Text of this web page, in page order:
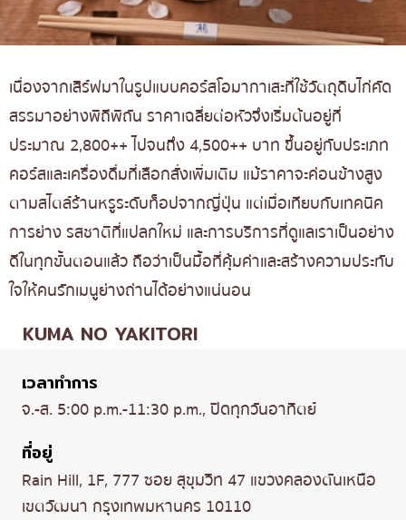
เนื่องจากเสิร์ฟมาในรูปแบบคอร์สโอมากาเสะที่ใช้วัตถุดิบไก่คัด
สรรมาอย่างพิถีพิถัน ราคาเฉลี่ยต่อหัวจึงเริ่มต้นอยู่ที่
ประมาณ 2,800++ ไปจนถึง 4,500++ บาท ขึ้นอยู่กับประเภท
คอร์สและเครื่องดื่มที่เลือกสั่งเพิ่มเติม แม้ราคาจะค่อนข้างสูง
ตามสไตล์ร้านหรูระดับท็อปจากญี่ปุ่น แต่เมื่อเทียบกับเทคนิค
การย่าง รสชาติที่แปลกใหม่ และการบริการที่ดูแลเราเป็นอย่าง
ดีในทุกขั้นตอนแล้ว ถือว่าเป็นมื้อที่คุ้มค่าและสร้างความประทับ
ใจให้คนรักเมนูย่างถ่านได้อย่างแน่นอน
KUMA NO YAKITORI
เวลาทำการ
จ.-ส. 5:00 p.m.-11:30 p.m., ปิดทุกวันอาทิตย์
ที่อยู่
Rain Hill, 1F, 777 ซอย สุขุมวิท 47 แขวงคลองตันเหนือ
เขตวัฒนา กรุงเทพมหานคร 10110